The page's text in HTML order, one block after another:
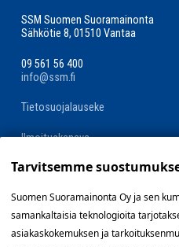
SSM Suomen Suoramainonta
Sähkötie 8, 01510 Vantaa
09 561 56 400
info@ssm.fi
Tietosuojalauseke
Ilmoituskanava
Evästevalinnat »
Oikopolut
Tarvitsemme
Suomen Suoramainonta Oy ja sen
samankaltaisia teknologioita
asiakaskokemuksen ja